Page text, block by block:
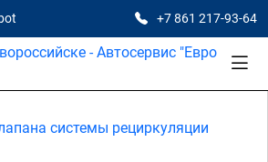
+7 861 217-93-64
системы рециркуляции